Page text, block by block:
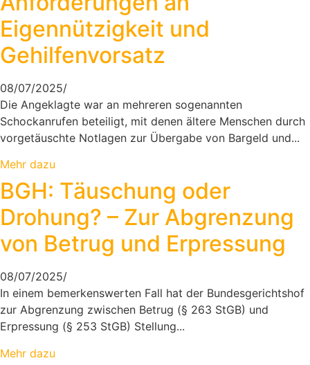
Eigennützigkeit und
Gehilfenvorsatz
08/07/2025/
Die Angeklagte war an mehreren sogenannten
Schockanrufen beteiligt, mit denen ältere Menschen durch
vorgetäuschte Notlagen zur Übergabe von Bargeld und...
Mehr dazu
BGH: Täuschung oder
Drohung? – Zur Abgrenzung
von Betrug und Erpressung
08/07/2025/
In einem bemerkenswerten Fall hat der Bundesgerichtshof
zur Abgrenzung zwischen Betrug (§ 263 StGB) und
Erpressung (§ 253 StGB) Stellung...
Mehr dazu